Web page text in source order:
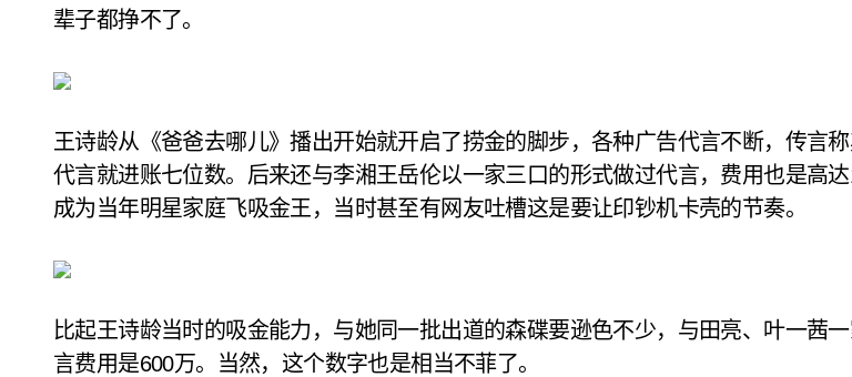
辈子都挣不了。
王诗龄从《爸爸去哪儿》播出开始就开启了捞金的脚步，各种广告代言不断，传言
代言就进账七位数。后来还与李湘王岳伦以一家三口的形式做过代言，费用也是高达
成为当年明星家庭飞吸金王，当时甚至有网友吐槽这是要让印钞机卡壳的节奏。
比起王诗龄当时的吸金能力，与她同一批出道的森碟要逊色不少，与田亮、叶一茜
言费用是600万。当然，这个数字也是相当不菲了。